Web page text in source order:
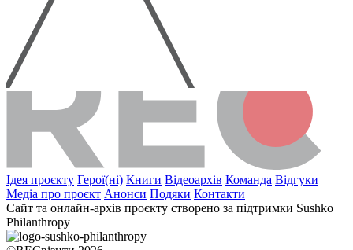
Ідея проєкту Герої(ні) Книги Відеоархів Команда Відгуки
Медіа про проєкт Анонси Подяки Контакти
Сайт та онлайн-архів проєкту створено за підтримки Sushko
Philanthropy